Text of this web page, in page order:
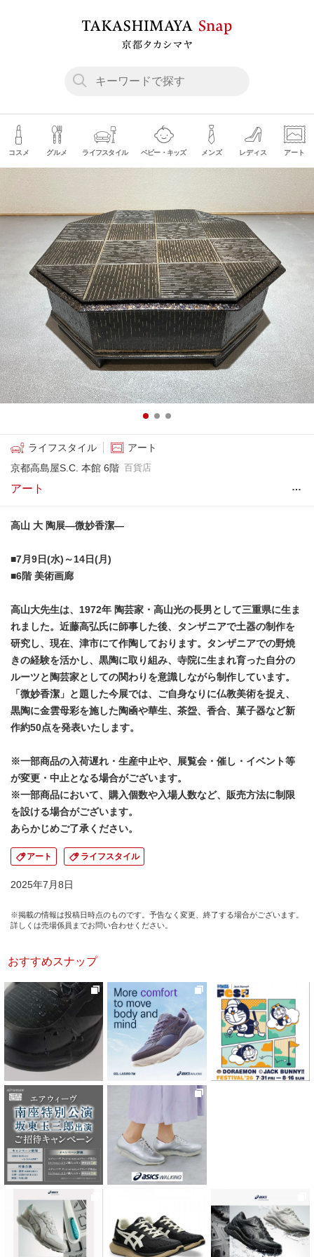
コスメ グルメ ライフスタイル ベビー・キッズ メンズ レディス アート
ライフスタイル
アート
京都高島屋S.C. 本館 6階 百貨店
アート …
高山 大 陶展―微妙香潔―
■7月9日(水)～14日(月)
■6階 美術画廊
高山大先生は、1972年 陶芸家・高山光の長男として三重県に生ま
れました。近藤高弘氏に師事した後、タンザニアで土器の制作を
研究し、現在、津市にて作陶しております。タンザニアでの野焼
きの経験を活かし、黒陶に取り組み、寺院に生まれ育った自分の
ルーツと陶芸家としての関わりを意識しながら制作しています。
「微妙香潔」と題した今展では、ご自身なりに仏教美術を捉え、
黒陶に金雲母彩を施した陶凾や華生、茶盌、香合、菓子器など新
作約50点を発表いたします。
※一部商品の入荷遅れ・生産中止や、展覧会・催し・イベント等
が変更・中止となる場合がございます。
※一部商品において、購入個数や入場人数など、販売方法に制限
を設ける場合がございます。
あらかじめご了承ください。
アート ライフスタイル
2025年7月8日
※掲載の情報は投稿日時点のものです。予告なく変更、終了する場合がございます。
詳しくは売場係員までお問い合わせください。
おすすめスナップ